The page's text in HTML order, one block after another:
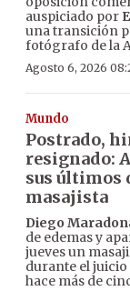
auspiciado por
una transición
fotógrafo de la
Agosto 6, 2026
Mundo
Postrado,
resignado:
sus últimos
masajista
Diego
de edemas y
jueves un
durante el
hace más de